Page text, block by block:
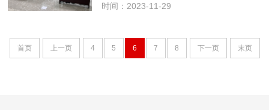
时间：2023-11-29
首页 上一页 4 5 6 7 8 下一页 末页